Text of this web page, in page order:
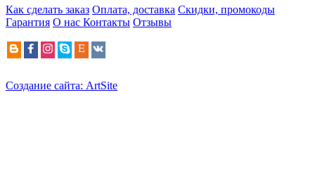
Как сделать заказ Оплата, доставка Скидки, промокоды
Гарантия О нас Контакты Отзывы
Создание сайта: ArtSite